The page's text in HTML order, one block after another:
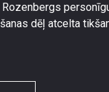
dēļ atcelta